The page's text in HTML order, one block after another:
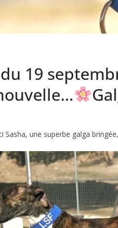
19
Sasha, une superbe galga